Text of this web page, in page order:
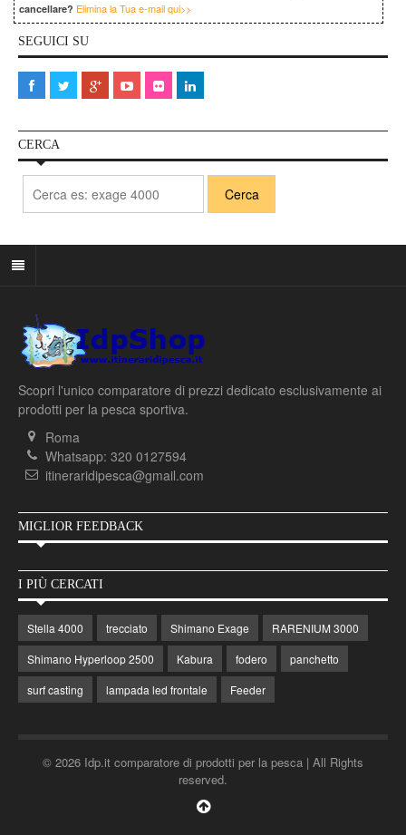
cancellare? Elimina la Tua e-mail qui>>
SEGUICI SU
CERCA
Scopri l'unico comparatore di prezzi dedicato esclusivamente ai
prodotti per la pesca sportiva.
Roma
Whatsapp: 320 0127594
itineraridipesca@gmail.com
MIGLIOR FEEDBACK
I PIÙ CERCATI
Stella 4000 trecciato Shimano Exage
RARENIUM 3000
Shimano Hyperloop 2500
Kabura fodero
panchetto
surf casting
lampada led frontale Feeder
© 2026 Idp.it comparatore di prodotti per la pesca | All Rights
reserved.